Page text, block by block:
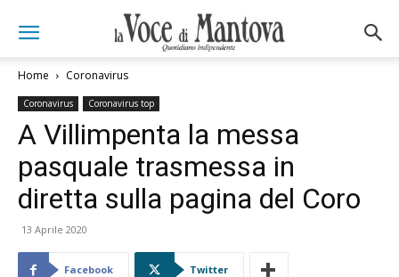
Home Coronavirus
Coronavirus Coronavirus top
A Villimpenta la messa
pasquale trasmessa in
diretta sulla pagina del Coro
13 Aprile 2020
Facebook Twitter